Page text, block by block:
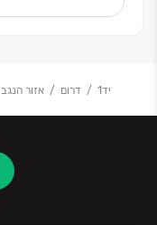
בראש שקט ובשותף
יד1 דרום אזור